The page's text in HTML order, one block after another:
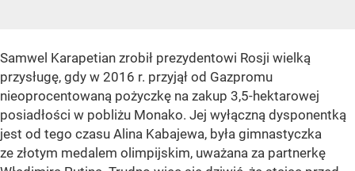
Samwel Karapetian zrobił prezydentowi Rosji wielką
przysługę, gdy w 2016 r. przyjął od Gazpromu
nieoprocentowaną pożyczkę na zakup 3,5-hektarowej
posiadłości w pobliżu Monako. Jej wyłączną dysponentką
jest od tego czasu Alina Kabajewa, była gimnastyczka
ze złotym medalem olimpijskim, uważana za partnerkę